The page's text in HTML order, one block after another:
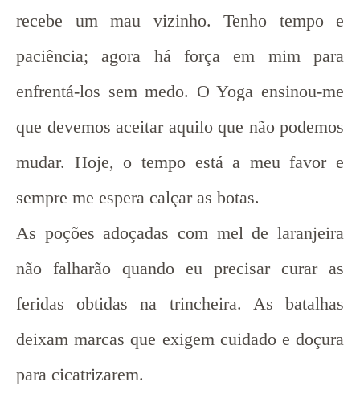
recebe um mau vizinho. Tenho tempo e
paciência; agora há força em mim para
enfrentá-los sem medo. O Yoga ensinou-me
que devemos aceitar aquilo que não podemos
mudar. Hoje, o tempo está a meu favor e
sempre me espera calçar as botas.
As poções adoçadas com mel de laranjeira
não falharão quando eu precisar curar as
feridas obtidas na trincheira. As batalhas
deixam marcas que exigem cuidado e doçura
para cicatrizarem.